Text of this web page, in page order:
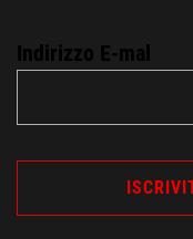
Indirizzo E-mal